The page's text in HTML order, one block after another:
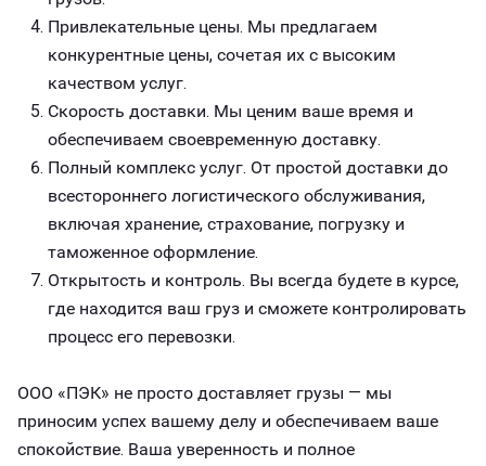
Привлекательные цены. Мы предлагаем
конкурентные цены, сочетая их с высоким
качеством услуг.
Скорость доставки. Мы ценим ваше время и
обеспечиваем своевременную доставку.
Полный комплекс услуг. От простой доставки до
всестороннего логистического обслуживания,
включая хранение, страхование, погрузку и
таможенное оформление.
Открытость и контроль. Вы всегда будете в курсе,
где находится ваш груз и сможете контролировать
процесс его перевозки.
ООО «ПЭК» не просто доставляет грузы — мы
приносим успех вашему делу и обеспечиваем ваше
спокойствие. Ваша уверенность и полное